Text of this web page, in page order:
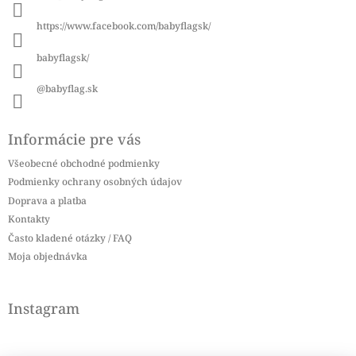
https://www.facebook.com/babyflagsk/
babyflagsk/
@babyflag.sk
Informácie pre vás
Všeobecné obchodné podmienky
Podmienky ochrany osobných údajov
Doprava a platba
Kontakty
Často kladené otázky / FAQ
Moja objednávka
Instagram